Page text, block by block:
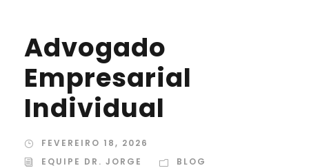
Advogado
Empresarial
Individual
FEVEREIRO 18, 2026
EQUIPE DR. JORGE
BLOG